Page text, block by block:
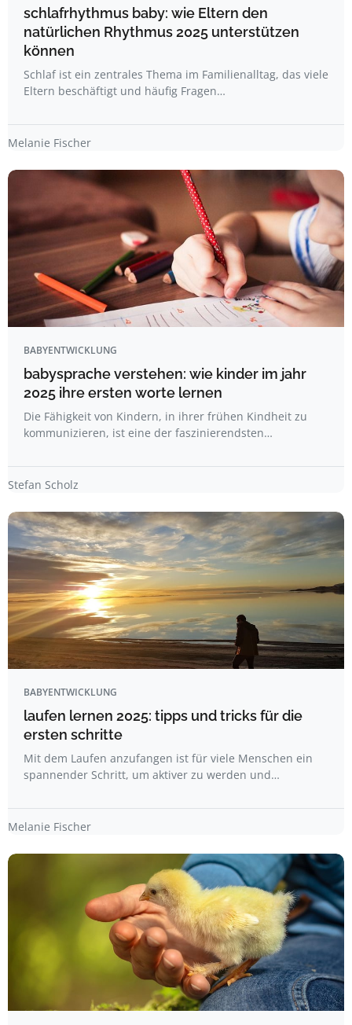
schlafrhythmus baby: wie Eltern den
natürlichen Rhythmus 2025 unterstützen
können
Schlaf ist ein zentrales Thema im Familienalltag, das viele
Eltern beschäftigt und häufig Fragen…
Melanie Fischer
BABYENTWICKLUNG
babysprache verstehen: wie kinder im jahr
2025 ihre ersten worte lernen
Die Fähigkeit von Kindern, in ihrer frühen Kindheit zu
kommunizieren, ist eine der faszinierendsten…
Stefan Scholz
BABYENTWICKLUNG
laufen lernen 2025: tipps und tricks für die
ersten schritte
Mit dem Laufen anzufangen ist für viele Menschen ein
spannender Schritt, um aktiver zu werden und…
Melanie Fischer